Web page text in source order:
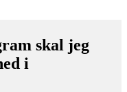
skal jeg
i